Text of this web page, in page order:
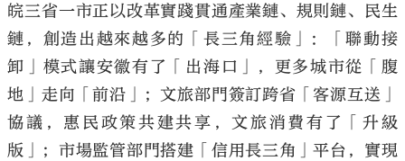
皖三省一市正以改革實踐貫通產業鏈、規則鏈、民生
鏈，創造出越來越多的「長三角經驗」：「聯動接
卸」模式讓安徽有了「出海口」，更多城市從「腹
地」走向「前沿」；文旅部門簽訂跨省「客源互送」
協議，惠民政策共建共享，文旅消費有了「升級
版」；市場監管部門搭建「信用長三角」平台，實現